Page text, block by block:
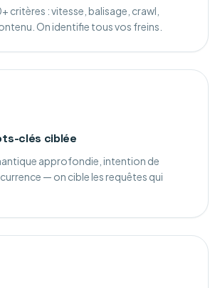
critères : vitesse, balisage, crawl,
On identifie tous vos freins.
clés ciblée
approfondie, intention de
— on cible les requêtes qui